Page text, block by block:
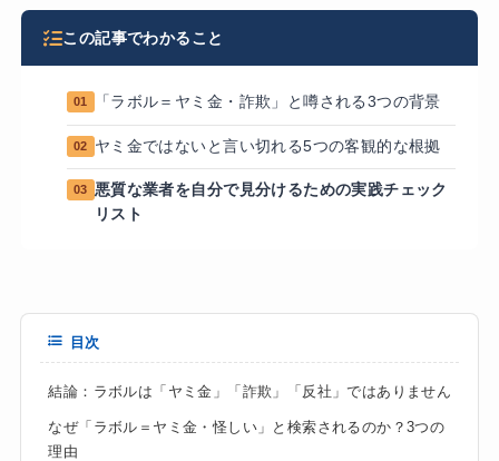
この記事でわかること
01 「ラボル＝ヤミ金・詐欺」と噂される3つの背景
02 ヤミ金ではないと言い切れる5つの客観的な根拠
03 悪質な業者を自分で見分けるための実践チェック
リスト
目次
結論：ラボルは「ヤミ金」「詐欺」「反社」ではありません
なぜ「ラボル＝ヤミ金・怪しい」と検索されるのか？3つの
理由